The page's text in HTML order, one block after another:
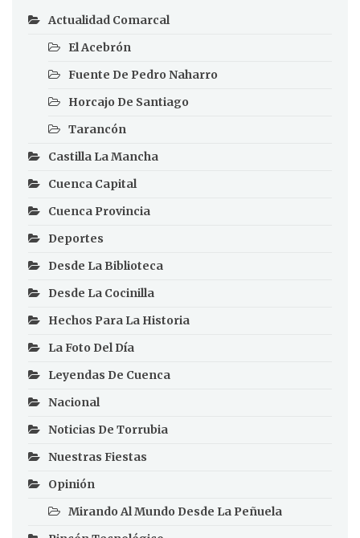
Actualidad Comarcal
El Acebrón
Fuente De Pedro Naharro
Horcajo De Santiago
Tarancón
Castilla La Mancha
Cuenca Capital
Cuenca Provincia
Deportes
Desde La Biblioteca
Desde La Cocinilla
Hechos Para La Historia
La Foto Del Día
Leyendas De Cuenca
Nacional
Noticias De Torrubia
Nuestras Fiestas
Opinión
Mirando Al Mundo Desde La Peñuela